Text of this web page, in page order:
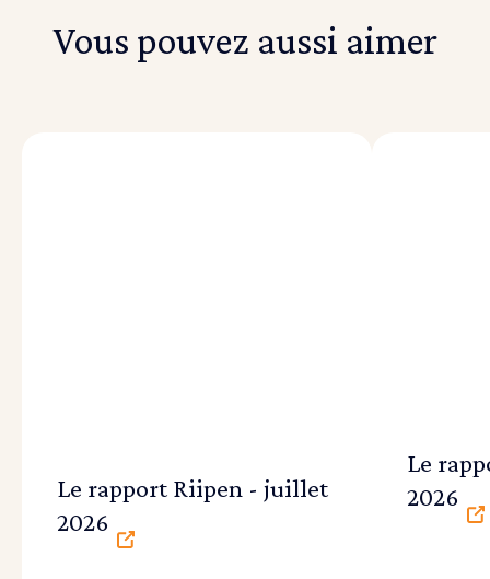
Vous pouvez aussi aimer
Le rapport Riipen - juillet
2026
Le
2026